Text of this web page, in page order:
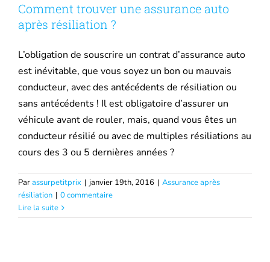
Comment trouver une assurance auto
après résiliation ?
L’obligation de souscrire un contrat d’assurance auto
est inévitable, que vous soyez un bon ou mauvais
conducteur, avec des antécédents de résiliation ou
sans antécédents ! Il est obligatoire d’assurer un
véhicule avant de rouler, mais, quand vous êtes un
conducteur résilié ou avec de multiples résiliations au
cours des 3 ou 5 dernières années ?
Parassurpetitprix | janvier 19th, 2016 | Assurance après
résiliation | 0 commentaire
Lire la suite